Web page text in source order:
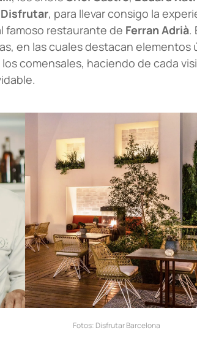
Disfrutar, para llevar consigo la
famoso restaurante de Ferran Adrià.
en las cuales destacan elementos
comensales, haciendo de cada
Fotos: Disfrutar Barcelona